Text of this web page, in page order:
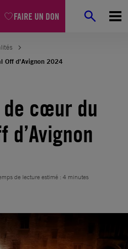
FAIRE UN DON
Off d’Avignon 2024
de cœur du
d’Avignon
de lecture estimé : 4 minutes